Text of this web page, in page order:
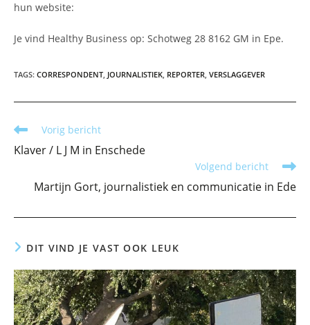
hun website:
Je vind Healthy Business op: Schotweg 28 8162 GM in Epe.
TAGS: CORRESPONDENT, JOURNALISTIEK, REPORTER, VERSLAGGEVER
Lees
meer
artikelen
Vorig bericht
Klaver / L J M in Enschede
Volgend bericht
Martijn Gort, journalistiek en communicatie in Ede
DIT VIND JE VAST OOK LEUK